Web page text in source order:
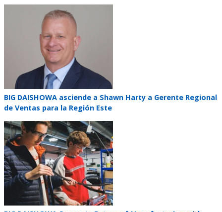
Teaser
title
BIG DAISHOWA asciende a Shawn Harty a Gerente Regional
de Ventas para la Región Este
Teaser
image